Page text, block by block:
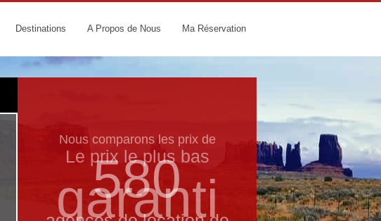
Destinations A Propos de Nous Ma Réservation
Le prix le​ plus bas
garanti